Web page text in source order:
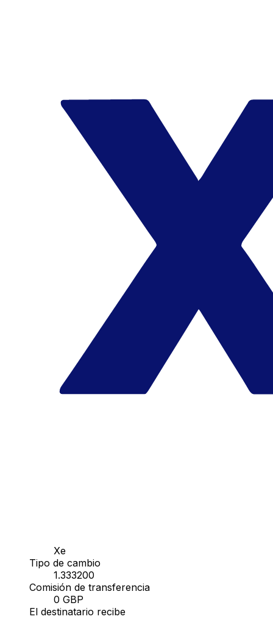
Xe
Tipo de cambio
1.333200
Comisión de transferencia
0 GBP
El destinatario recibe